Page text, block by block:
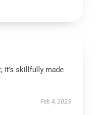
it’s skillfully made
Feb 4, 2025